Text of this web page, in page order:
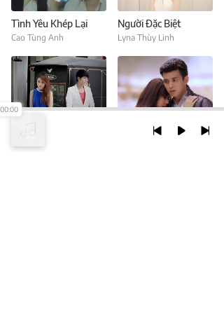
Tình Yêu Khép Lại
Cao Tùng Anh
Người Đặc Biệt
Lyna Thùy Linh
Lyna Thùy Linh Hồ Quang Hiếu
00:00